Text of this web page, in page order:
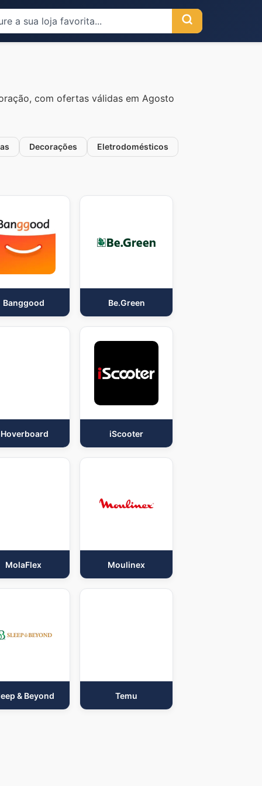
com ofertas válidas em Agosto
Decorações
Eletrodomésticos
Banggood Be.Green
iScooter
MolaFlex Moulinex
& Beyond Temu